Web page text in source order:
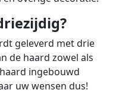
geleverd met drie
de haard zowel als
ingebouwd
uw wensen dus!